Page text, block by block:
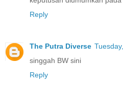
Reply
The Putra Diverse
singgah BW sini
Reply